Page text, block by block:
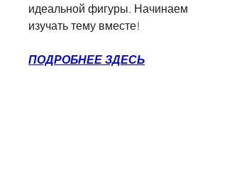
идеальной фигуры. Начинаем
изучать тему вместе!
ПОДРОБНЕЕ ЗДЕСЬ